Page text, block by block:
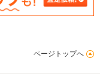
ページトップへ